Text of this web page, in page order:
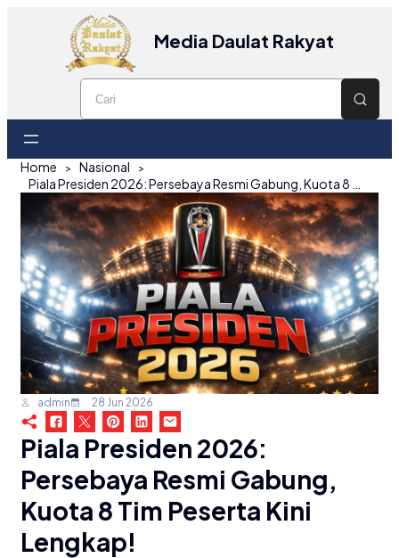
Media Daulat Rakyat
Home
Nasional
admin 28 Jun 2026
Piala Presiden 2026:
Persebaya Resmi Gabung,
Kuota 8 Tim Peserta Kini
Lengkap!